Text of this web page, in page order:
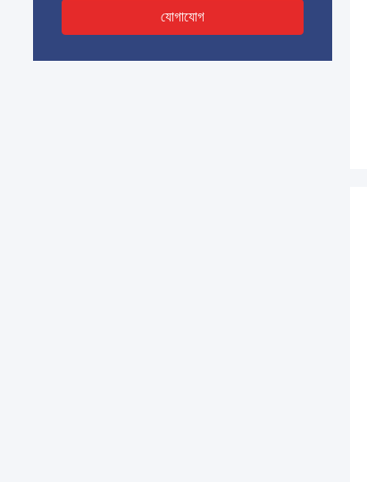
যোগাযোগ